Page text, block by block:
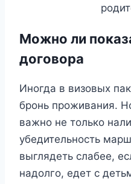
Можно ли
договора
Иногда в визовых
бронь проживания.
важно не только
убедительность
выглядеть слабее,
надолго, едет с